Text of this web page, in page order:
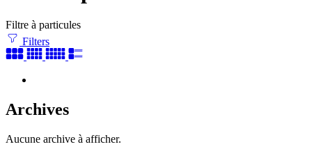
Filtre à particules
Filters
Archives
Aucune archive à afficher.